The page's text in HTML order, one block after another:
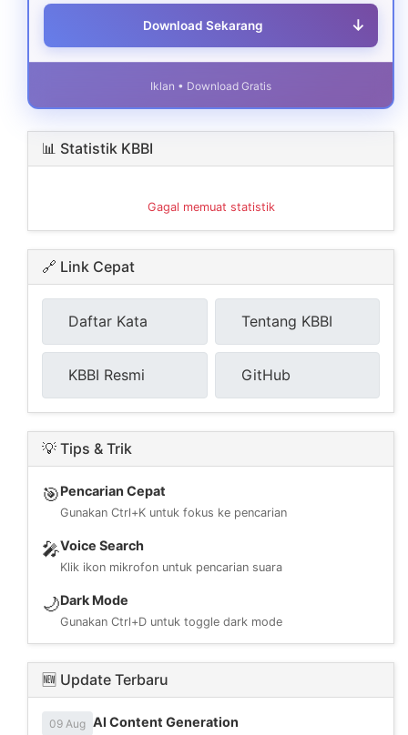
Download Sekarang ↓
Iklan • Download Gratis
📊 Statistik KBBI
Gagal memuat statistik
🔗 Link Cepat
Daftar Kata Tentang KBBI
KBBI Resmi GitHub
💡 Tips & Trik
🎯Pencarian Cepat
Gunakan Ctrl+K untuk fokus ke pencarian
🎤Voice Search
Klik ikon mikrofon untuk pencarian suara
🌙Dark Mode
Gunakan Ctrl+D untuk toggle dark mode
🆕 Update Terbaru
09 Aug AI Content Generation